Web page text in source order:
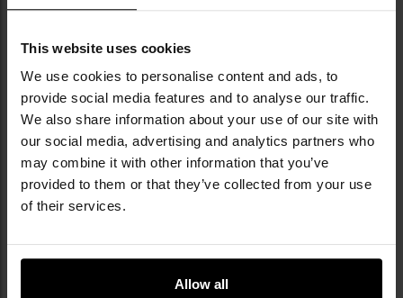
This website uses cookies
We use cookies to personalise content and ads, to
provide social media features and to analyse our traffic.
We also share information about your use of our site with
our social media, advertising and analytics partners who
may combine it with other information that you’ve
provided to them or that they’ve collected from your use
of their services.
Allow all
bliskości).
Zużyty sprzęt można również pozostawić w punktach
odbioru zorganizowanych przez gminę – wykaz punktów
dostępny jest na stronach internetowych urzędów gmin.
Jeżeli na opakowaniu lub sprzęcie znajduje się symbol
przekreślonego kontenera na odpady, oznacza to, że
zużyty sprzęt należy gromadzić selektywnie a nie łącznie z
odpadami komunalnymi.